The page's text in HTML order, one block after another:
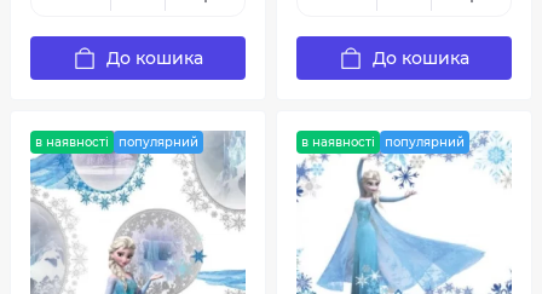
До кошика До кошика
в наявності популярний в наявності популярний